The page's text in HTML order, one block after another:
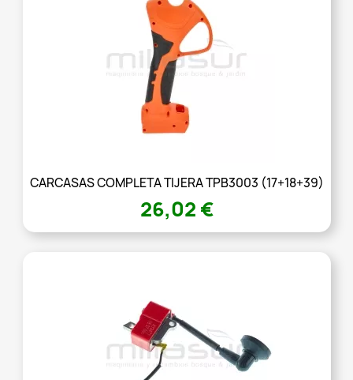
CARCASAS COMPLETA TIJERA TPB3003 (17+18+39)
26,02 €